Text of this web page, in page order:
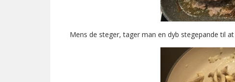
Mens de steger, tager man en dyb stegepande til